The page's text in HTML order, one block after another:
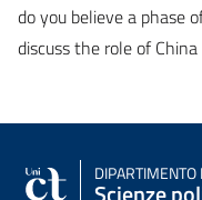
do you believe a phase
discuss the role of
DIPARTIMENTO